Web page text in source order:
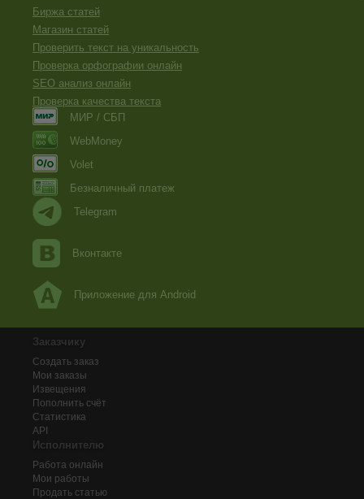
Биржа статей
Магазин статей
Проверить текст на уникальность
Проверка орфографии онлайн
SEO анализ онлайн
Проверка качества текста
МИР / СБП
WebMoney
Volet
Безналичный платеж
Telegram
Вконтакте
Приложение для Android
Заказчику
Создать заказ
Мои заказы
Извещения
Пополнить счёт
Статистика
API
Исполнителю
Работа онлайн
Мои работы
Продать статью